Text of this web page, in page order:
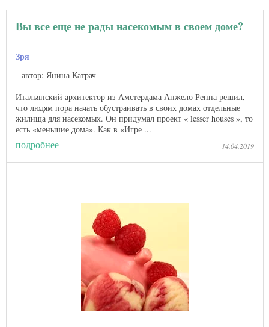
Вы все еще не рады насекомым в своем доме?
Зря
автор: Янина Катрач
Итальянский архитектор из Амстердама Анжело Ренна решил,
что людям пора начать обустраивать в своих домах отдельные
жилища для насекомых. Он придумал проект « lesser houses », то
есть «меньшие дома». Как в «Игре ...
подробнее 14.04.2019